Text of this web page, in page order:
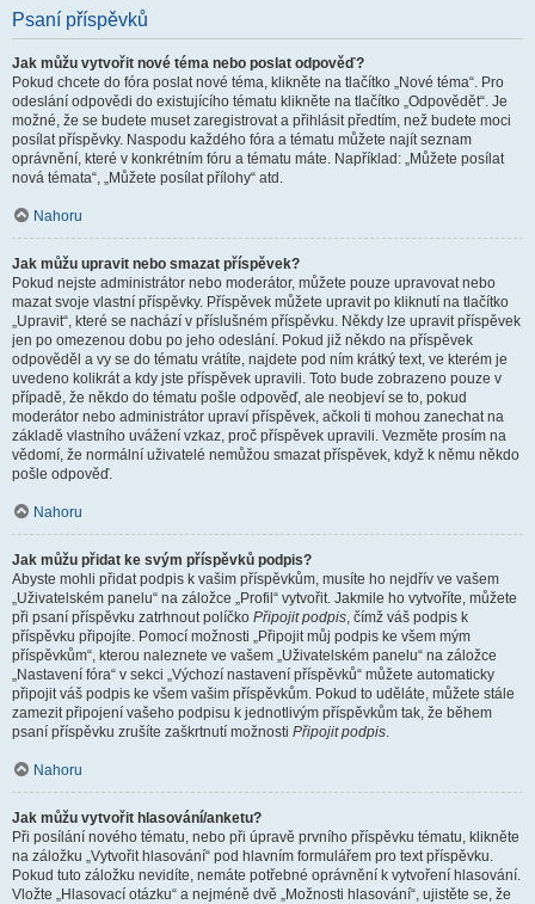
Psaní příspěvků
Jak můžu vytvořit nové téma nebo poslat odpověď?
Pokud chcete do fóra poslat nové téma, klikněte na tlačítko „Nové téma“. Pro
odeslání odpovědi do existujícího tématu klikněte na tlačítko „Odpovědět“. Je
možné, že se budete muset zaregistrovat a přihlásit předtím, než budete moci
posílat příspěvky. Naspodu každého fóra a tématu můžete najít seznam
oprávnění, které v konkrétním fóru a tématu máte. Například: „Můžete posílat
nová témata“, „Můžete posílat přílohy“ atd.
Nahoru
Jak můžu upravit nebo smazat příspěvek?
Pokud nejste administrátor nebo moderátor, můžete pouze upravovat nebo
mazat svoje vlastní příspěvky. Příspěvek můžete upravit po kliknutí na tlačítko
„Upravit“, které se nachází v příslušném příspěvku. Někdy lze upravit příspěvek
jen po omezenou dobu po jeho odeslání. Pokud již někdo na příspěvek
odpověděl a vy se do tématu vrátíte, najdete pod ním krátký text, ve kterém je
uvedeno kolikrát a kdy jste příspěvek upravili. Toto bude zobrazeno pouze v
případě, že někdo do tématu pošle odpověď, ale neobjeví se to, pokud
moderátor nebo administrátor upraví příspěvek, ačkoli ti mohou zanechat na
základě vlastního uvážení vzkaz, proč příspěvek upravili. Vezměte prosím na
vědomí, že normální uživatelé nemůžou smazat příspěvek, když k němu někdo
pošle odpověď.
Nahoru
Jak můžu přidat ke svým příspěvků podpis?
Abyste mohli přidat podpis k vašim příspěvkům, musíte ho nejdřív ve vašem
„Uživatelském panelu“ na záložce „Profil“ vytvořit. Jakmile ho vytvoříte, můžete
při psaní příspěvku zatrhnout políčko Připojit podpis, čímž váš podpis k
příspěvku připojíte. Pomocí možnosti „Připojit můj podpis ke všem mým
příspěvkům“, kterou naleznete ve vašem „Uživatelském panelu“ na záložce
„Nastavení fóra“ v sekci „Výchozí nastavení příspěvků“ můžete automaticky
připojit váš podpis ke všem vašim příspěvkům. Pokud to uděláte, můžete stále
zamezit připojení vašeho podpisu k jednotlivým příspěvkům tak, že během
psaní příspěvku zrušíte zaškrtnutí možnosti Připojit podpis.
Nahoru
Jak můžu vytvořit hlasování/anketu?
Při posílání nového tématu, nebo při úpravě prvního příspěvku tématu, klikněte
na záložku „Vytvořit hlasování“ pod hlavním formulářem pro text příspěvku.
Pokud tuto záložku nevidíte, nemáte potřebné oprávnění k vytvoření hlasování.
Vložte „Hlasovací otázku“ a nejméně dvě „Možnosti hlasování“, ujistěte se, že